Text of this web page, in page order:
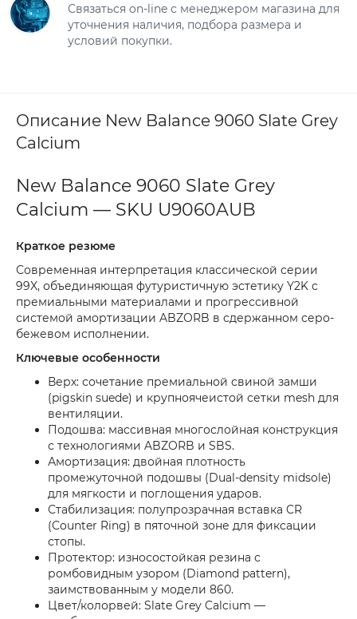
Связаться on-line с менеджером магазина для
уточнения наличия, подбора размера и
условий покупки.
Описание New Balance 9060 Slate Grey
Calcium
New Balance 9060 Slate Grey
Calcium — SKU U9060AUB
Краткое резюме
Современная интерпретация классической серии
99X, объединяющая футуристичную эстетику Y2K с
премиальными материалами и прогрессивной
системой амортизации ABZORB в сдержанном серо-
бежевом исполнении.
Ключевые особенности
Верх: сочетание премиальной свиной замши
(pigskin suede) и крупноячеистой сетки mesh для
вентиляции.
Подошва: массивная многослойная конструкция
с технологиями ABZORB и SBS.
Амортизация: двойная плотность
промежуточной подошвы (Dual-density midsole)
для мягкости и поглощения ударов.
Стабилизация: полупрозрачная вставка CR
(Counter Ring) в пяточной зоне для фиксации
стопы.
Протектор: износостойкая резина с
ромбовидным узором (Diamond pattern),
заимствованным у модели 860.
Цвет/колорвей: Slate Grey Calcium —